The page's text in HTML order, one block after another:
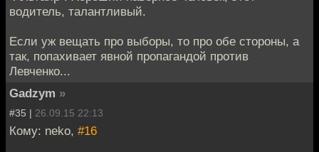
водитель, талантливый.
Если уж вещать про выборы, то про обе стороны, а
так, попахивает явной пропагандой против
Левченко...
Gadzym »
#35 | 26.09.15 22:13
Кому: neko, #16